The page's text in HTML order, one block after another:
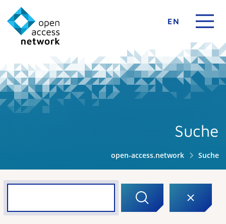
EN
Suche
open-access.network Suche